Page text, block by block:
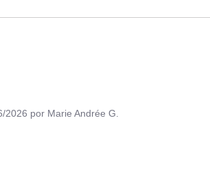
2026 por Marie Andrée G.